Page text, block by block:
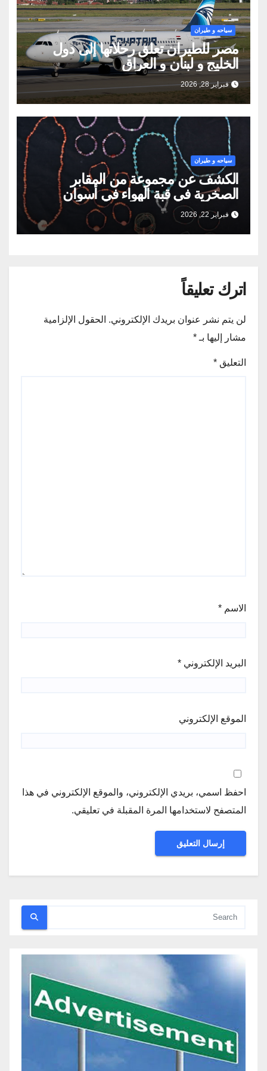
سياحه و طيران
مصر للطيران تعلق رحلاتها إلى دول
الخليج و لبنان و العراق
فبراير 28, 2026
سياحه و طيران
الكشف عن مجموعة من المقابر
الصخرية في قبة الهواء في أسوان
فبراير 22, 2026
اترك تعليقاً
لن يتم نشر عنوان بريدك الإلكتروني. الحقول الإلزامية
مشار إليها بـ *
التعليق *
الاسم *
البريد الإلكتروني *
الموقع الإلكتروني
احفظ اسمي، بريدي الإلكتروني، والموقع الإلكتروني في هذا
المتصفح لاستخدامها المرة المقبلة في تعليقي.